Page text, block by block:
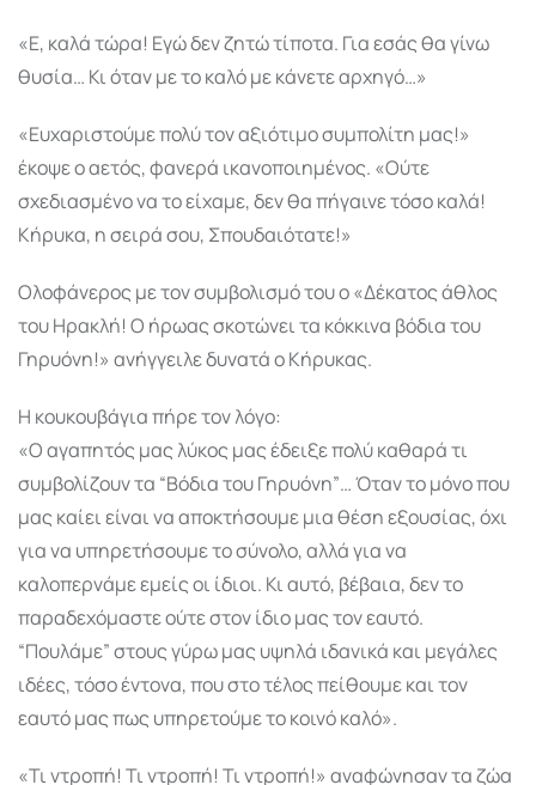
«Ε, καλά τώρα! Εγώ δεν ζητώ τίποτα. Για εσάς θα γίνω
θυσία… Κι όταν με το καλό με κάνετε αρχηγό…»
«Ευχαριστούμε πολύ τον αξιότιμο συμπολίτη μας!»
έκοψε ο αετός, φανερά ικανοποιημένος. «Ούτε
σχεδιασμένο να το είχαμε, δεν θα πήγαινε τόσο καλά!
Κήρυκα, η σειρά σου, Σπουδαιότατε!»
Ολοφάνερος με τον συμβολισμό του ο «Δέκατος άθλος
του Ηρακλή! Ο ήρωας σκοτώνει τα κόκκινα βόδια του
Γηρυόνη!» ανήγγειλε δυνατά ο Κήρυκας.
Η κουκουβάγια πήρε τον λόγο:
«Ο αγαπητός μας λύκος μας έδειξε πολύ καθαρά τι
συμβολίζουν τα “Βόδια του Γηρυόνη”… Όταν το μόνο που
μας καίει είναι να αποκτήσουμε μια θέση εξουσίας, όχι
για να υπηρετήσουμε το σύνολο, αλλά για να
καλοπερνάμε εμείς οι ίδιοι. Κι αυτό, βέβαια, δεν το
παραδεχόμαστε ούτε στον ίδιο μας τον εαυτό.
“Πουλάμε” στους γύρω μας υψηλά ιδανικά και μεγάλες
ιδέες, τόσο έντονα, που στο τέλος πείθουμε και τον
εαυτό μας πως υπηρετούμε το κοινό καλό».
«Τι ντροπή! Τι ντροπή! Τι ντροπή!» αναφώνησαν τα ζώα